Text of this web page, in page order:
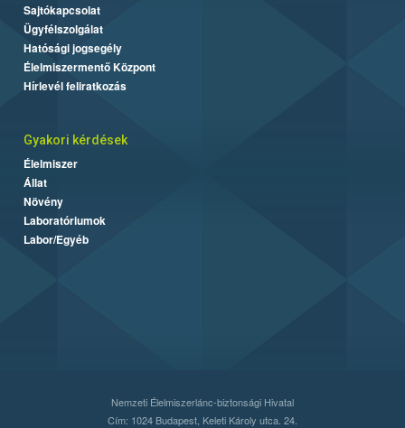
Sajtókapcsolat
Ügyfélszolgálat
Hatósági jogsegély
Élelmiszermentő Központ
Hírlevél feliratkozás
Gyakori kérdések
Élelmiszer
Állat
Növény
Laboratóriumok
Labor/Egyéb
Nemzeti Élelmiszerlánc-biztonsági Hivatal
Cím: 1024 Budapest, Keleti Károly utca. 24.